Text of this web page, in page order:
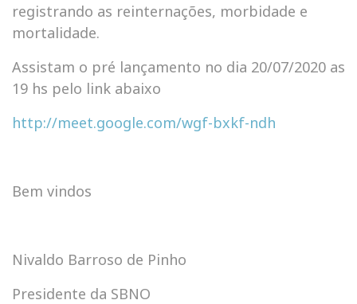
registrando as reinternações, morbidade e
mortalidade.
Assistam o pré lançamento no dia 20/07/2020 as
19 hs pelo link abaixo
http://meet.google.com/wgf-bxkf-ndh
Bem vindos
Nivaldo Barroso de Pinho
Presidente da SBNO